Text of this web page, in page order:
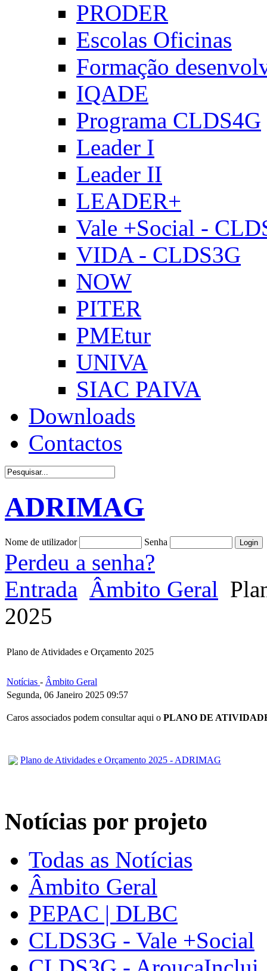
PRODER
Escolas Oficinas
Formação
IQADE
Programa CLDS4G
Leader I
Leader II
LEADER+
Vale +Social -
VIDA - CLDS3G
NOW
PITER
PMEtur
UNIVA
SIAC PAIVA
Downloads
Contactos
ADRIMAG
Nome de utilizador Senha
Perdeu a senha?
Entrada Âmbito Geral
2025
Plano de Atividades e Orçamento 2025
Notícias - Âmbito Geral
Segunda, 06 Janeiro 2025 09:57
Caros associados podem consultar aqui o PLANO DE
Plano de Atividades e Orçamento 2025 - ADRIMAG
Notícias por projeto
Todas as Notícias
Âmbito Geral
PEPAC | DLBC
CLDS3G - Vale +Social